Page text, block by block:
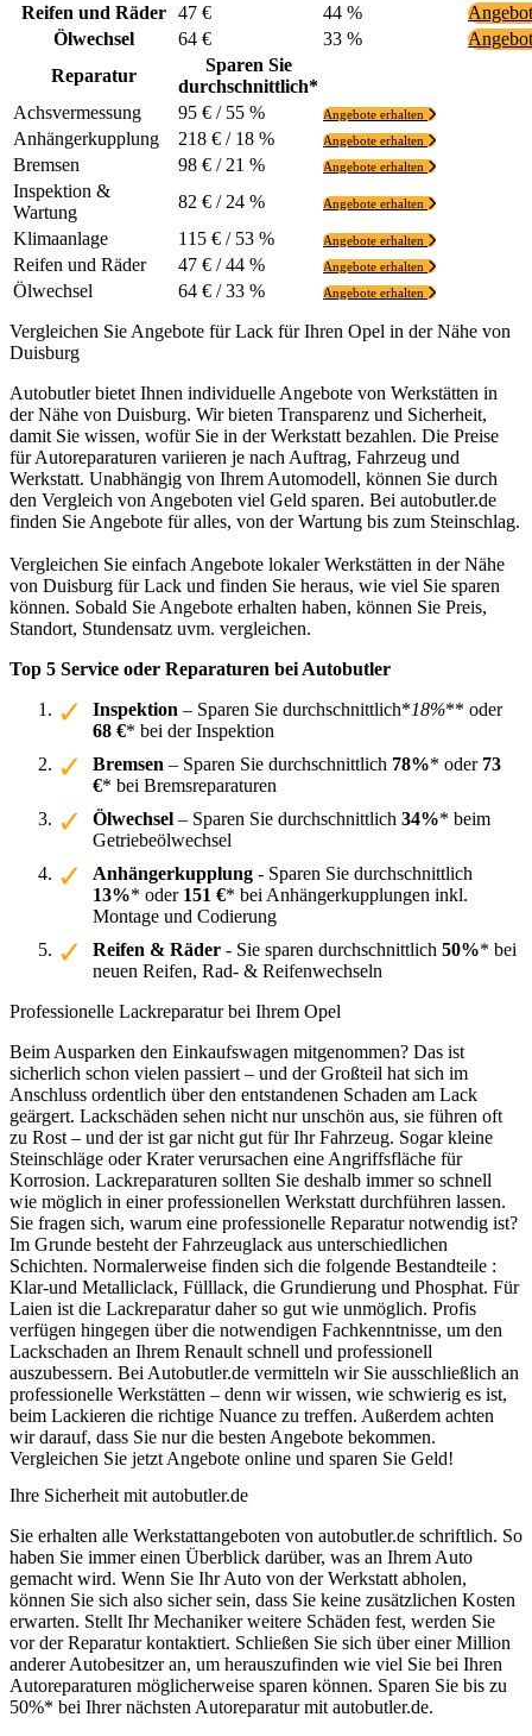
Reifen und Räder
47 € 44 %
Ölwechsel
64 € 33 %
Reparatur
Sparen Sie
durchschnittlich*
Achsvermessung
95 € / 55 % Angebote erhalten
Anhängerkupplung 218 € / 18 % Angebote erhalten
Bremsen 98 € / 21 % Angebote erhalten
Inspektion &
Wartung
82 € / 24 % Angebote erhalten
Klimaanlage 115 € / 53 % Angebote erhalten
Reifen und Räder 47 € / 44 % Angebote erhalten
Ölwechsel 64 € / 33 % Angebote erhalten
Vergleichen Sie Angebote für Lack für Ihren Opel in der Nähe von
Duisburg
Autobutler bietet Ihnen individuelle Angebote von Werkstätten in
der Nähe von Duisburg. Wir bieten Transparenz und Sicherheit,
damit Sie wissen, wofür Sie in der Werkstatt bezahlen. Die Preise
für Autoreparaturen variieren je nach Auftrag, Fahrzeug und
Werkstatt. Unabhängig von Ihrem Automodell, können Sie durch
den Vergleich von Angeboten viel Geld sparen. Bei autobutler.de
finden Sie Angebote für alles, von der Wartung bis zum Steinschlag.
Vergleichen Sie einfach Angebote lokaler Werkstätten in der Nähe
von Duisburg für Lack und finden Sie heraus, wie viel Sie sparen
können. Sobald Sie Angebote erhalten haben, können Sie Preis,
Standort, Stundensatz uvm. vergleichen.
Top 5 Service oder Reparaturen bei Autobutler
Inspektion – Sparen Sie durchschnittlich*18%** oder
68 €* bei der Inspektion
Bremsen – Sparen Sie durchschnittlich 78%* oder 73
€* bei Bremsreparaturen
Ölwechsel – Sparen Sie durchschnittlich 34%* beim
Getriebeölwechsel
Anhängerkupplung - Sparen Sie durchschnittlich
13%* oder 151 €* bei Anhängerkupplungen inkl.
Montage und Codierung
Reifen & Räder - Sie sparen durchschnittlich 50%* bei
neuen Reifen, Rad- & Reifenwechseln
Professionelle Lackreparatur bei Ihrem Opel
Beim Ausparken den Einkaufswagen mitgenommen? Das ist
sicherlich schon vielen passiert – und der Großteil hat sich im
Anschluss ordentlich über den entstandenen Schaden am Lack
geärgert. Lackschäden sehen nicht nur unschön aus, sie führen oft
zu Rost – und der ist gar nicht gut für Ihr Fahrzeug. Sogar kleine
Steinschläge oder Krater verursachen eine Angriffsfläche für
Korrosion. Lackreparaturen sollten Sie deshalb immer so schnell
wie möglich in einer professionellen Werkstatt durchführen lassen.
Sie fragen sich, warum eine professionelle Reparatur notwendig ist?
Im Grunde besteht der Fahrzeuglack aus unterschiedlichen
Schichten. Normalerweise finden sich die folgende Bestandteile :
Klar-und Metalliclack, Fülllack, die Grundierung und Phosphat. Für
Laien ist die Lackreparatur daher so gut wie unmöglich. Profis
verfügen hingegen über die notwendigen Fachkenntnisse, um den
Lackschaden an Ihrem Renault schnell und professionell
auszubessern. Bei Autobutler.de vermitteln wir Sie ausschließlich an
professionelle Werkstätten – denn wir wissen, wie schwierig es ist,
beim Lackieren die richtige Nuance zu treffen. Außerdem achten
wir darauf, dass Sie nur die besten Angebote bekommen.
Vergleichen Sie jetzt Angebote online und sparen Sie Geld!
Ihre Sicherheit mit autobutler.de
Sie erhalten alle Werkstattangeboten von autobutler.de schriftlich. So
haben Sie immer einen Überblick darüber, was an Ihrem Auto
gemacht wird. Wenn Sie Ihr Auto von der Werkstatt abholen,
können Sie sich also sicher sein, dass Sie keine zusätzlichen Kosten
erwarten. Stellt Ihr Mechaniker weitere Schäden fest, werden Sie
vor der Reparatur kontaktiert. Schließen Sie sich über einer Million
anderer Autobesitzer an, um herauszufinden wie viel Sie bei Ihren
Autoreparaturen möglicherweise sparen können. Sparen Sie bis zu
50%* bei Ihrer nächsten Autoreparatur mit autobutler.de.